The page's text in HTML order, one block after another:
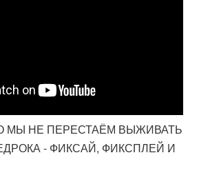
МЫ НЕ ПЕРЕСТАЁМ ВЫЖИВАТЬ
- ФИКСАЙ, ФИКСПЛЕЙ И